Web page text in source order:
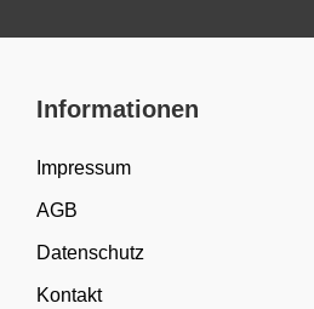
Informationen
Impressum
AGB
Datenschutz
Kontakt